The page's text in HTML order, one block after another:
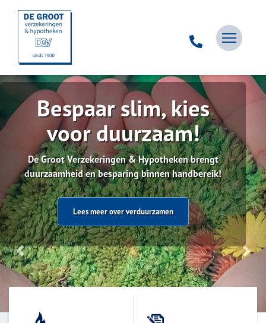
Bespaar slim, kies
voor duurzaam!
De Groot Verzekeringen & Hypotheken brengt
duurzaamheid en besparing binnen handbereik!
Lees meer over verduurzamen